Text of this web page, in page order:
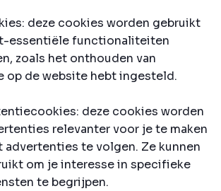
deze cookies worden gebruikt
essentiële functionaliteiten
zoals het onthouden van
op de website hebt ingesteld.
deze cookies worden
relevanter voor je te maken
te volgen. Ze kunnen
om je interesse in specifieke
te begrijpen.